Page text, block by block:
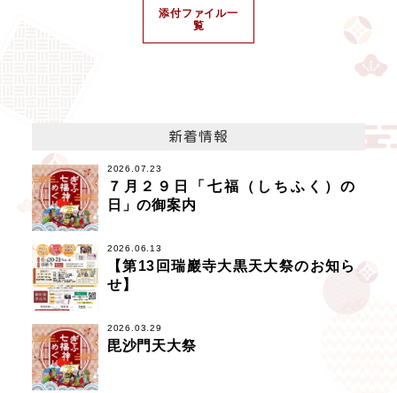
添付ファイル一
覧
新着情報
2026.07.23
７月２９日「七福（しちふく）の
日」の御案内
2026.06.13
【第13回瑞巖寺大黒天大祭のお知ら
せ】
2026.03.29
毘沙門天大祭